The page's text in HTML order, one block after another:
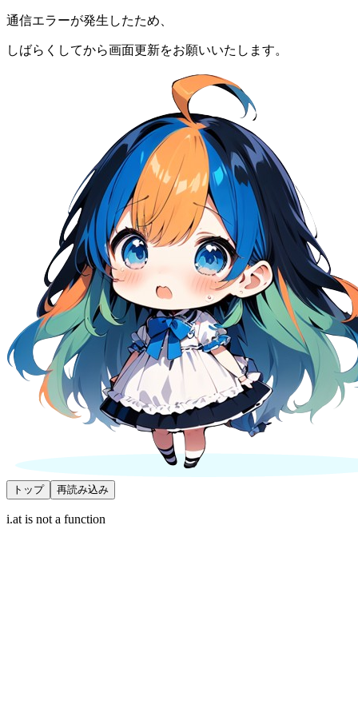
通信エラーが発生したため、
しばらくしてから画面更新をお願いいたします。
トップ 再読み込み
i.at is not a function